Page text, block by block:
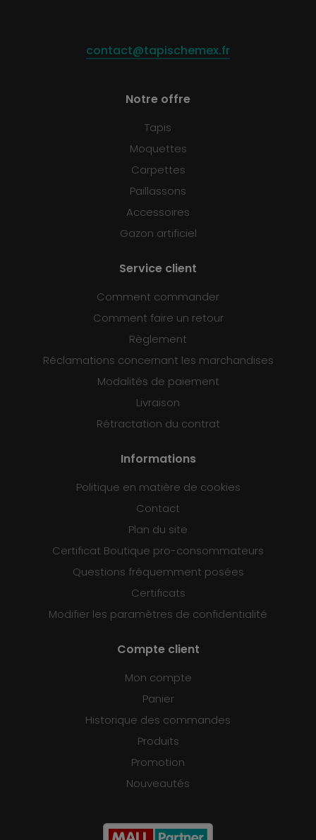
contact@tapischemex.fr
Notre offre
Tapis
Moquettes
Carpettes
Paillassons
Accessoires
Gazon artificiel
Service client
Comment commander
Comment faire un retour
Règlement
Réclamations concernant les marchandises
Modalités de paiement
Livraison
Rétractation du contrat
Informations
Politique en matière de cookies
Contact
Plan du site
Certificat Boutique pro-consommateurs
Questions fréquemment posées
Certificats
Modifier les paramètres de confidentialité
Compte client
Mon compte
Panier
Historique des commandes
Produits
Promotion
Nouveautés